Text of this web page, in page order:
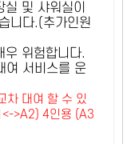
및 샤워실이
니다.(추가인원
우 위험합니다.
여 서비스를 운
차 대여 할 수 있
>A2) 4인용 (A3